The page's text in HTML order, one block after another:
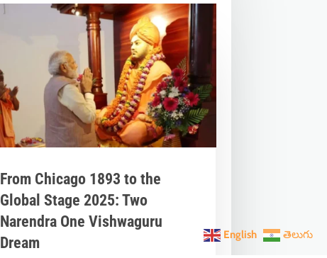
From Chicago 1893 to the
Global Stage 2025: Two
Narendra One Vishwaguru
Dream
English తెలుగు